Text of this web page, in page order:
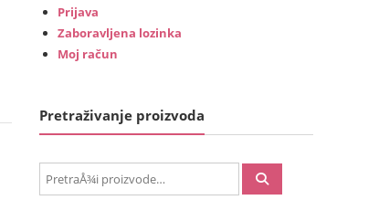
Prijava
Zaboravljena lozinka
Moj račun
Pretraživanje proizvoda
PretraÅ¾i: